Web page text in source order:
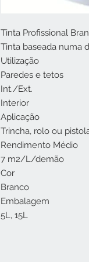
Tinta Profissional
Tinta baseada numa
Utilização
Paredes e tetos
Int./Ext.
Interior
Aplicação
Trincha, rolo ou
Rendimento Médio
7 m2/L/demão
Cor
Branco
Embalagem
5L, 15L